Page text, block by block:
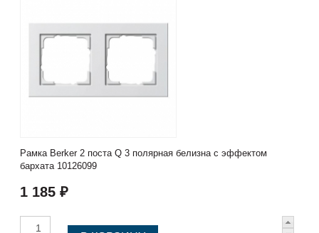
Рамка Berker 2 поста Q 3 полярная белизна с эффектом
бархата 10126099
1 185 ₽